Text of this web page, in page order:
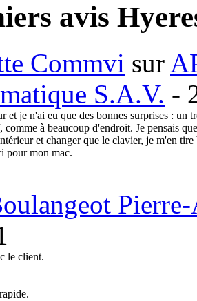
avis
Commvi sur
S.A.V. -
et je n'ai eu que des bonnes surprises : un
comme à beaucoup d'endroit. Je pensais
et changer que le clavier, je m'en
pour mon mac.
le client.